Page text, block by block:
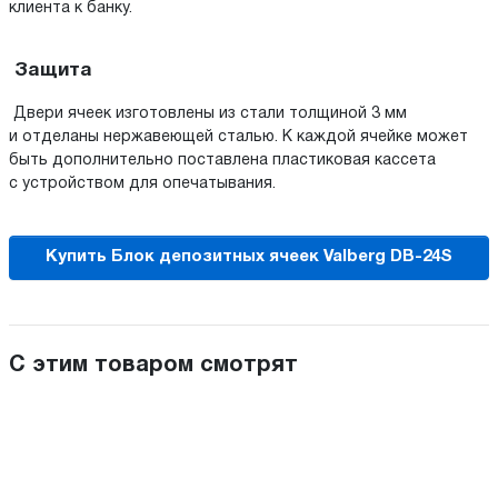
клиента к банку.
Защита
Двери ячеек изготовлены из стали толщиной 3 мм
и отделаны нержавеющей сталью. К каждой ячейке может
быть дополнительно поставлена пластиковая кассета
с устройством для опечатывания.
Купить Блок депозитных ячеек Valberg DB-24S
С этим товаром смотрят